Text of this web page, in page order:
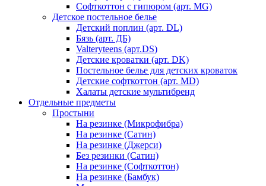
Софткоттон с гипюром (арт. MG)
Детское постельное белье
Детский поплин (арт. DL)
Бязь (арт. ДБ)
Valteryteens (арт.DS)
Детские кроватки (арт. DK)
Постельное белье для детских кроваток
Детские софткоттон (арт. MD)
Халаты детские мультибренд
Отдельные предметы
Простыни
На резинке (Микрофибра)
На резинке (Сатин)
На резинке (Джерси)
Без резинки (Сатин)
На резинке (Софткоттон)
На резинке (Бамбук)